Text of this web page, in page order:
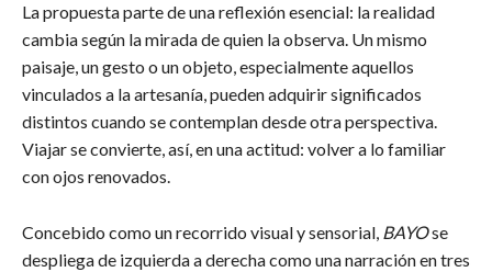
La propuesta parte de una reflexión esencial: la realidad
cambia según la mirada de quien la observa. Un mismo
paisaje, un gesto o un objeto, especialmente aquellos
vinculados a la artesanía, pueden adquirir significados
distintos cuando se contemplan desde otra perspectiva.
Viajar se convierte, así, en una actitud: volver a lo familiar
con ojos renovados.
Concebido como un recorrido visual y sensorial, BAYOse
despliega de izquierda a derecha como una narración en tres